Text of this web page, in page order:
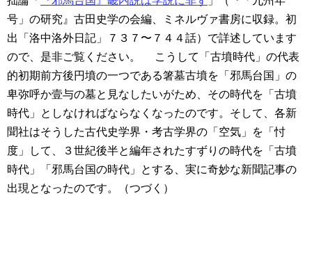
号」の研究』古田史学の会編、ミネルヴァ書房に収録。初
出「洛中洛外日記」７３７〜７４４話）で詳述しています
ので、是非ご覧ください。
こうして「古墳時代」の代表
的初期前方後円墳の一つである箸墓古墳を「邪馬台国」の
卑弥呼か壹与の墓と見なしたいがため、その時代を「古墳
時代」としなければならなくなったのです。そして、各新
聞社はそうした古代史学界・考古学界の「空気」を「忖
度」して、３世紀後半と編年されたすずりの時代を「古墳
時代」「邪馬台国の時代」とする、実に奇妙な新聞記事の
出現となったのです。（つづく）